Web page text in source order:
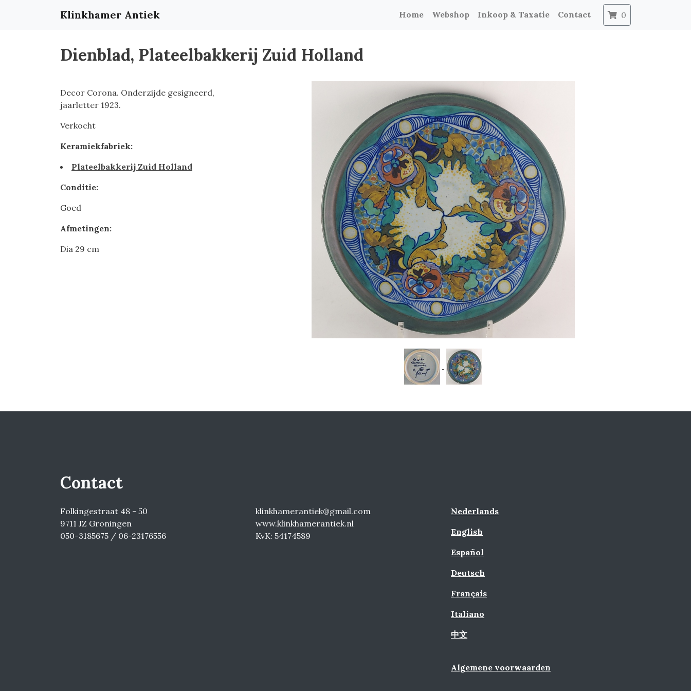
Klinkhamer Antiek Home Webshop Inkoop & Taxatie Contact 0
Dienblad, Plateelbakkerij Zuid Holland
Decor Corona. Onderzijde gesigneerd,
jaarletter 1923.
Verkocht
Keramiekfabriek:
Plateelbakkerij Zuid Holland
Conditie:
Goed
Afmetingen:
Dia 29 cm
Contact
Folkingestraat 48 - 50
9711 JZ Groningen
050-3185675 / 06-23176556
klinkhamerantiek@gmail.com
www.klinkhamerantiek.nl
KvK: 54174589
Nederlands
English
Español
Deutsch
Français
Italiano
中文
Algemene voorwaarden